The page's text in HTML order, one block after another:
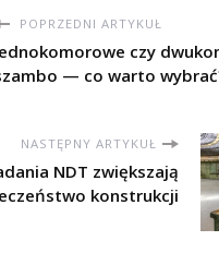
POPRZEDNI ARTYKUŁ
czy
— co warto
NASTĘPNY ARTYKUŁ
NDT zwiększają
konstrukcji